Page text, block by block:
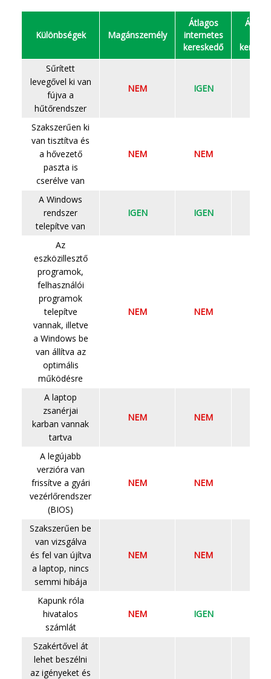
Különbségek Magánszemély
Átlagos
internetes
kereskedő
Sűrített
levegővel ki van
fújva a
hűtőrendszer
NEM IGEN
Szakszerűen ki
van tisztítva és
a hővezető
paszta is
cserélve van
NEM NEM
A Windows
rendszer
telepítve van
IGEN IGEN
Az
eszközillesztő
programok,
felhasználói
programok
telepítve
vannak, illetve
a Windows be
van állítva az
optimális
működésre
NEM NEM
A laptop
zsanérjai
karban vannak
tartva
NEM NEM
A legújabb
verzióra van
frissítve a gyári
vezérlőrendszer
(BIOS)
NEM NEM
Szakszerűen be
van vizsgálva
és fel van újítva
a laptop, nincs
semmi hibája
NEM NEM
Kapunk róla
hivatalos
számlát
NEM IGEN
Szakértővel át
lehet beszélni
az igényeket és